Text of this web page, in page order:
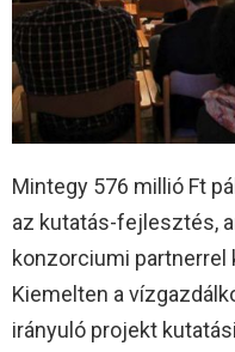
Mintegy 576 millió Ft
az kutatás-fejlesztés,
konzorciumi
Kiemelten a
irányuló projekt